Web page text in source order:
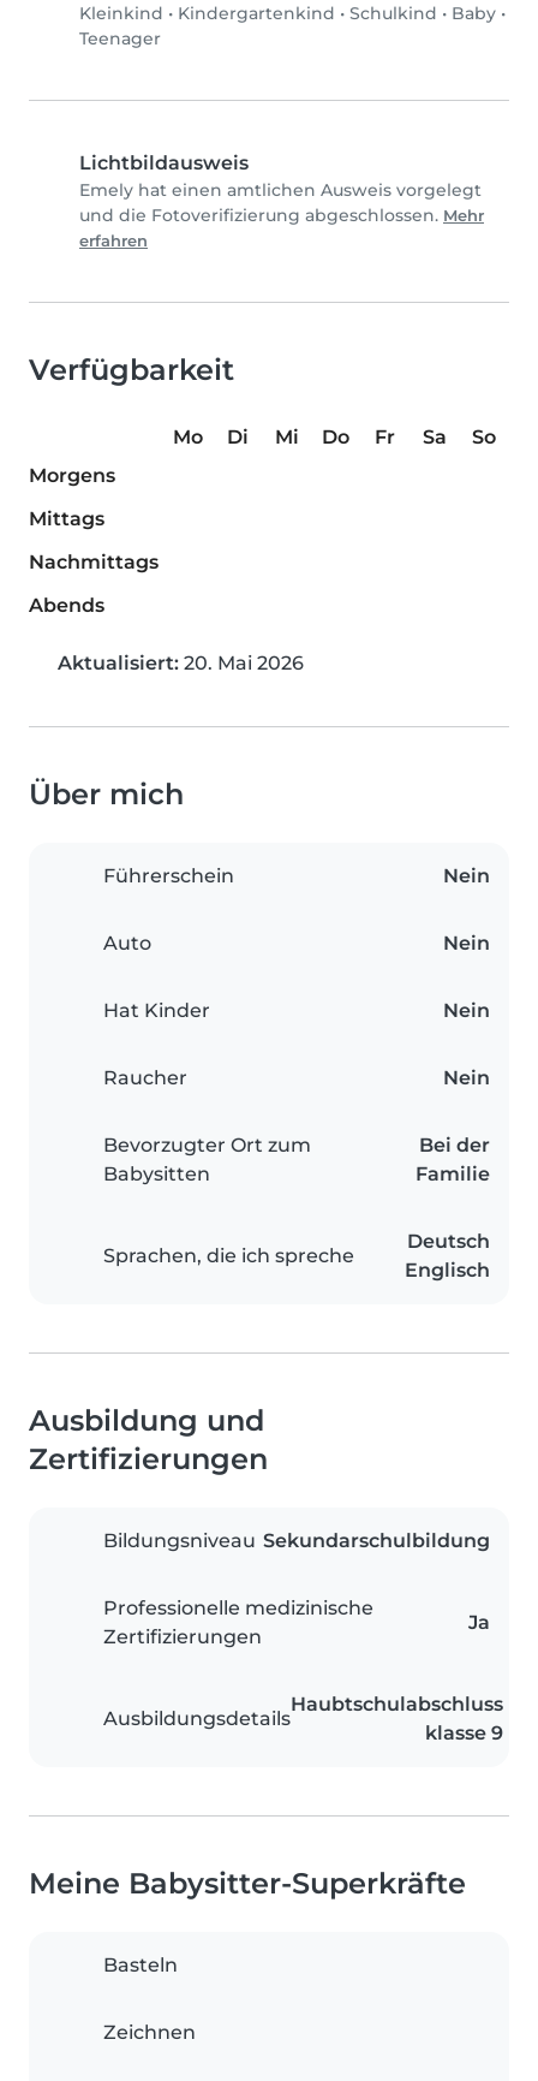
Kleinkind • Kindergartenkind • Schulkind • Baby •
Teenager
Lichtbildausweis
Emely hat einen amtlichen Ausweis vorgelegt
und die Fotoverifizierung abgeschlossen. Mehr
erfahren
Verfügbarkeit
Mo Di Mi Do Fr Sa
So
Morgens
Mittags
Nachmittags
Abends
Aktualisiert: 20. Mai 2026
Über mich
Führerschein Nein
Auto Nein
Hat Kinder Nein
Raucher Nein
Bevorzugter Ort zum
Babysitten
Bei der
Familie
Sprachen, die ich spreche
Deutsch
Englisch
Ausbildung und
Zertifizierungen
Bildungsniveau Sekundarschulbildung
Professionelle medizinische
Zertifizierungen
Ja
Ausbildungsdetails
Haubtschulabschluss
klasse 9
Meine Babysitter-Superkräfte
Basteln
Zeichnen